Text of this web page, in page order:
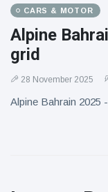
CARS & MOTOR
Alpine
grid
28 November 2025
Alpine Bahrain 2025